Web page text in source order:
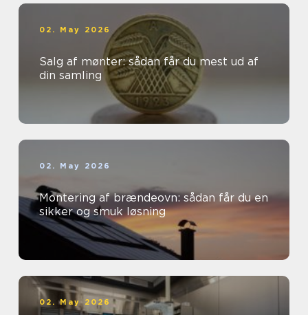
02. May 2026
Salg af mønter: sådan får du mest ud af
din samling
02. May 2026
Montering af brændeovn: sådan får du en
sikker og smuk løsning
02. May 2026